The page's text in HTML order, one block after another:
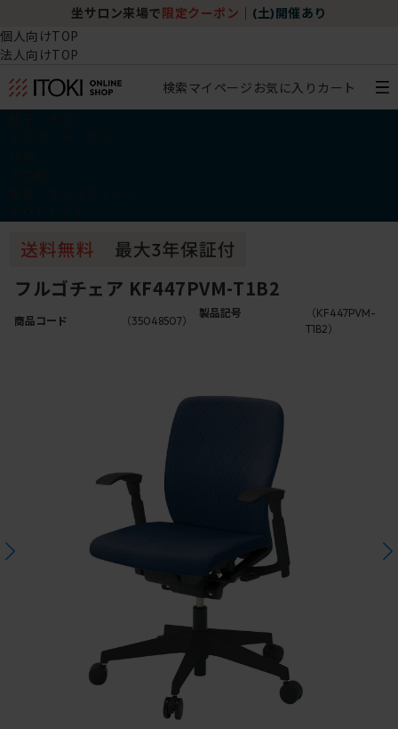
坐サロン来場で 限定クーポン (土)開催あり
個人向けTOP
法人向けTOP
検索マイページ お気に入り カート
フルゴチェア KF447PVM-T1B2
商品コード （35048507）
製品記号
（KF447PVM-
T1B2）